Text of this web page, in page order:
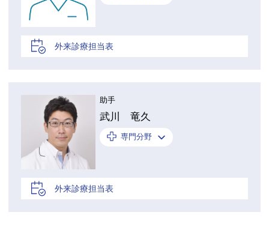
外来診療担当表
助手
武川 竜久
専門分野
外来診療担当表